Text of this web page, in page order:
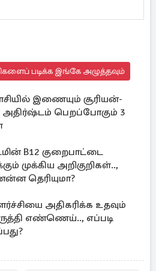
படிக்க இங்கே அழுத்தவும்
இணையும் சூரியன்-
அதிர்ஷ்டம் பெறப்போகும் 3
B12 குறைபாட்டை
முக்கிய அறிகுறிகள்..,
தெரியுமா?
அதிகரிக்க உதவும்
எண்ணெய்.., எப்படி